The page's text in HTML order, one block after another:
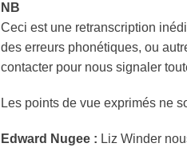
NB
Ceci est une retranscription
des erreurs phonétiques, ou
contacter pour nous signaler
Les points de vue exprimés ne
Edward Nugee : Liz Winder